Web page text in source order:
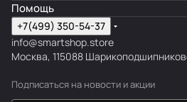
Помощь
+7(499) 350-54-37
info@smartshop.store
Москва, 115088
Подписаться на новости и акции